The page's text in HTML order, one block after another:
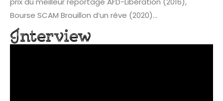
Bourse SCAM Brouillon d’un rêve (2020)…
Interview